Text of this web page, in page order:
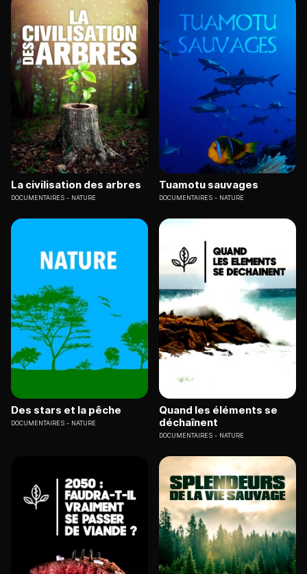
La civilisation des arbres
DOCUMENTAIRES NATURE
Tuamotu sauvages
DOCUMENTAIRES NATURE
Des stars et la pêche
DOCUMENTAIRES NATURE
Quand les éléments se
déchaînent
DOCUMENTAIRES NATURE